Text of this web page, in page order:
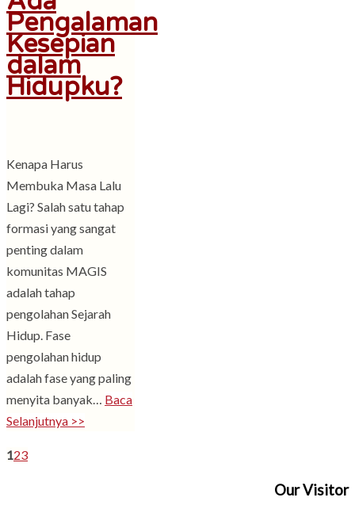
Pengalaman
Kesepian
dalam
Hidupku?
Kenapa Harus
Membuka Masa Lalu
Lagi? Salah satu tahap
formasi yang sangat
penting dalam
komunitas MAGIS
adalah tahap
pengolahan Sejarah
Hidup. Fase
pengolahan hidup
adalah fase yang paling
menyita banyak… Baca
Selanjutnya >>
123
Our Visitor